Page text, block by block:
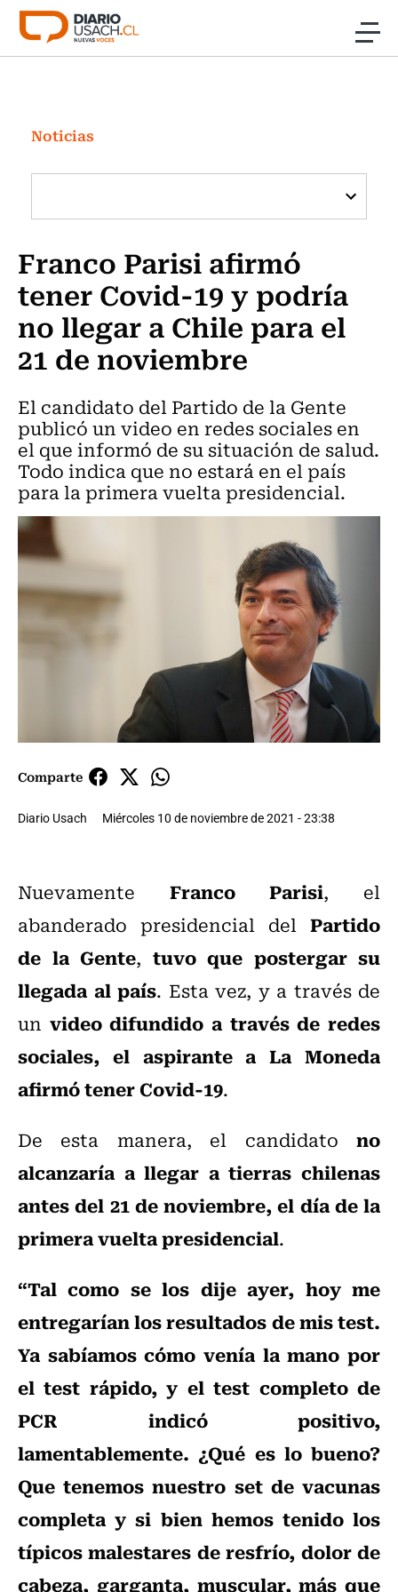
Click acá para ir directamente al contenido
Investigación
Cultura
Programas Radio y TV Usach
Noticias
Franco Parisi afirmó
tener Covid-19 y podría
no llegar a Chile para el
21 de noviembre
El candidato del Partido de la Gente
publicó un video en redes sociales en
el que informó de su situación de salud.
Todo indica que no estará en el país
para la primera vuelta presidencial.
Comparte
Diario Usach Miércoles 10 de noviembre de 2021 - 23:38
Nuevamente Franco Parisi, el
abanderado presidencial del Partido
de la Gente, tuvo que postergar su
llegada al país. Esta vez, y a través de
un video difundido a través de redes
sociales, el aspirante a La Moneda
afirmó tener Covid-19.
De esta manera, el candidato no
alcanzaría a llegar a tierras chilenas
antes del 21 de noviembre, el día de la
primera vuelta presidencial.
“Tal como se los dije ayer, hoy me
entregarían los resultados de mis test.
Ya sabíamos cómo venía la mano por
el test rápido, y el test completo de
PCR indicó positivo,
lamentablemente. ¿Qué es lo bueno?
Que tenemos nuestro set de vacunas
completa y si bien hemos tenido los
típicos malestares de resfrío, dolor de
cabeza, garganta, muscular, más que